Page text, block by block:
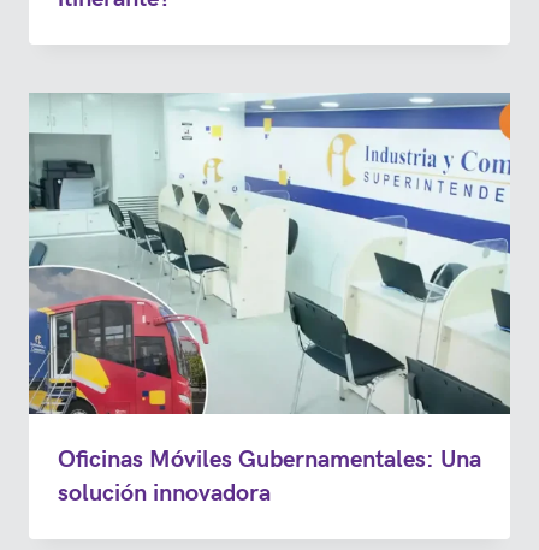
Oficinas Móviles Gubernamentales: Una
solución innovadora